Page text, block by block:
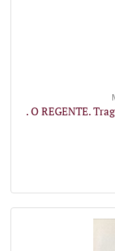
. O REGENTE.